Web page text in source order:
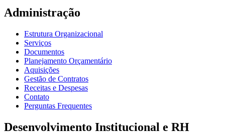
Administração
Estrutura Organizacional
Serviços
Documentos
Planejamento Orçamentário
Aquisições
Gestão de Contratos
Receitas e Despesas
Contato
Perguntas Frequentes
Desenvolvimento Institucional e RH